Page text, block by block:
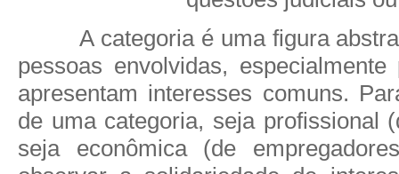
A categoria é uma figura
pessoas envolvidas,
apresentam interesses comuns.
de uma categoria, seja profissional
seja econômica (de